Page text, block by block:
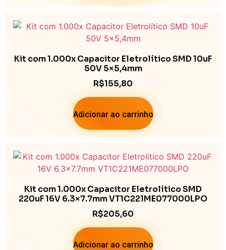
Kit com 1.000x Capacitor Eletrolítico SMD 10uF
50V 5×5,4mm
R$155,80
Adicionar ao carrinho
Kit com 1.000x Capacitor Eletrolítico SMD
220uF 16V 6.3×7.7mm VT1C221ME077000LPO
R$205,60
Adicionar ao carrinho